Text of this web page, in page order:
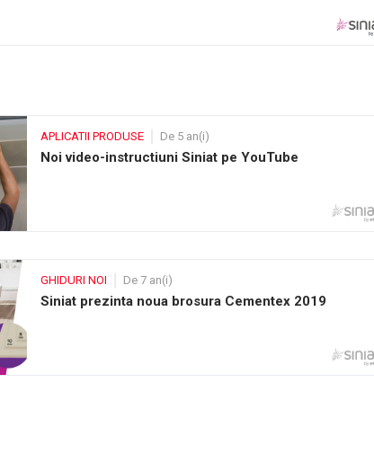
dimensionala optima. Placa de fibrociment este realizata din ciment, fibre
APLICATII PRODUSE De 5 an(i)
Noi video-instructiuni Siniat pe YouTube
GHIDURI NOI De 7 an(i)
Siniat prezinta noua brosura Cementex 2019